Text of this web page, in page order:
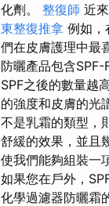
化劑。 整復師 近
東整復推拿 例如，
們在皮膚護理中最
防曬產品包含SPF-
SPF之後的數量越
的強度和皮膚的光
不是乳霜的類型，
舒緩的效果，並且
使我們能夠組裝一
如果您在戶外，
化學過濾器防曬霜